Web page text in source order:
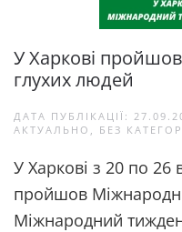
У Харкові
глухих людей
ДАТА ПУБЛІКАЦІЇ:
АКТУАЛЬНО , БЕЗ
У Харкові з 20 по 26
пройшов
Міжнародний